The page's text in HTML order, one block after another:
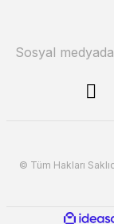
Sosyal
© Tüm Hakları